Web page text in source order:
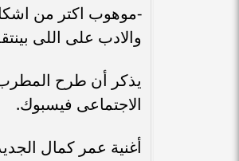
-موهوب اكتر من
والادب على اللى
يذكر أن طرح
الاجتماعى فيسبوك.
أغنية عمر كمال